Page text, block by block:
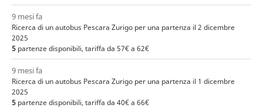
9 mesi fa
Ricerca di un autobus Pescara Zurigo per una partenza il 2 dicembre
2025
5 partenze disponibili, tariffa da 57€ a 62€
9 mesi fa
Ricerca di un autobus Pescara Zurigo per una partenza il 1 dicembre
2025
5 partenze disponibili, tariffa da 40€ a 66€